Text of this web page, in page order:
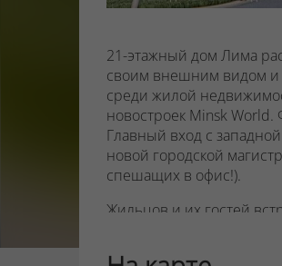
21-этажный дом Лима
своим внешним видом и
среди жилой
новостроек Minsk World.
Главный вход с
новой городской
спешащих в офис!).
Жильцов и их гостей
Америка. Каждый